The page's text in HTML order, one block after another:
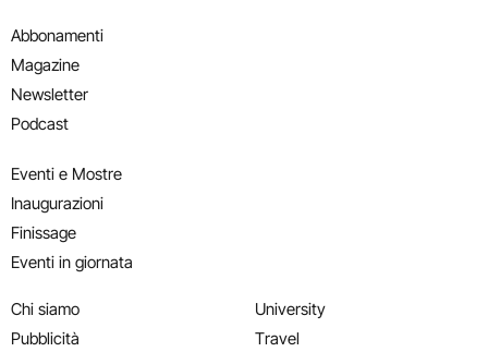
Abbonamenti
Magazine
Newsletter
Podcast
Eventi e Mostre
Inaugurazioni
Finissage
Eventi in giornata
Chi siamo
Pubblicità
University
Travel